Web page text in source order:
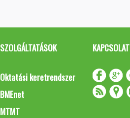
SZOLGÁLTATÁSOK
Oktatási keretrendszer
BMEnet
MTMT
KAPCSOLAT